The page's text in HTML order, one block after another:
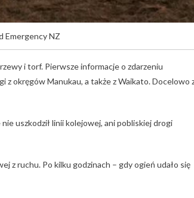
Emergency NZ
i torf. Pierwsze informacje o zdarzeniu
z okręgów Manukau, a także z Waikato. Docelowo
uszkodził linii kolejowej, ani pobliskiej drogi
z ruchu. Po kilku godzinach – gdy ogień udało się